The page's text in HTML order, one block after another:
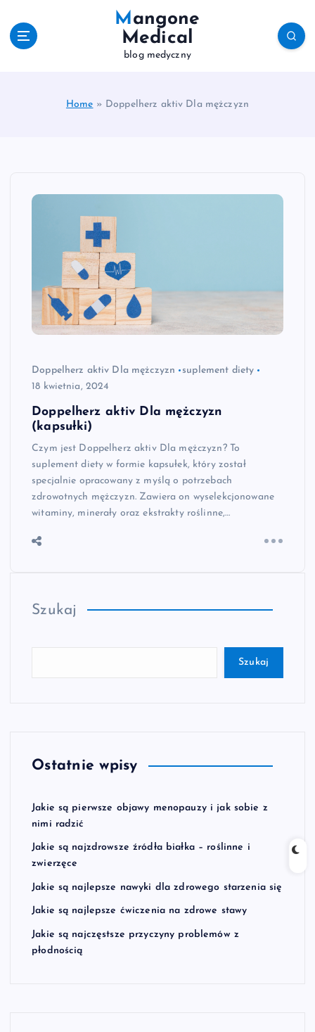
Mangone
Medical
blog medyczny
Home » Doppelherz aktiv Dla mężczyzn
Doppelherz aktiv Dla mężczyzn
suplement diety
18 kwietnia, 2024
Doppelherz aktiv Dla mężczyzn
(kapsułki)
Czym jest Doppelherz aktiv Dla mężczyzn? To
suplement diety w formie kapsułek, który został
specjalnie opracowany z myślą o potrzebach
zdrowotnych mężczyzn. Zawiera on wyselekcjonowane
witaminy, minerały oraz ekstrakty roślinne,…
Szukaj
Szukaj
Ostatnie wpisy
Jakie są pierwsze objawy menopauzy i jak sobie z
nimi radzić
Jakie są najzdrowsze źródła białka – roślinne i
zwierzęce
Jakie są najlepsze nawyki dla zdrowego starzenia się
Jakie są najlepsze ćwiczenia na zdrowe stawy
Jakie są najczęstsze przyczyny problemów z
płodnością